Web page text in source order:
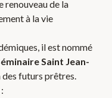
renouveau de la
à la vie
il est nommé
Saint Jean-
futurs prêtres.